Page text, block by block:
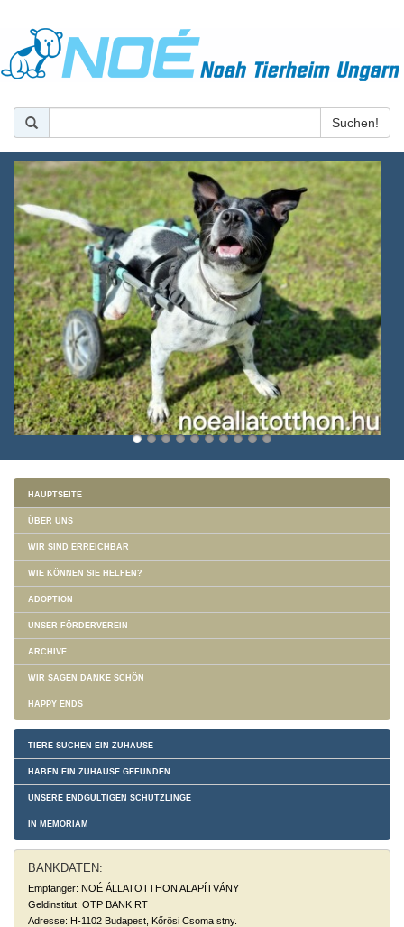
HAUPTSEITE
ÜBER UNS
WIR SIND ERREICHBAR
WIE KÖNNEN SIE HELFEN?
ADOPTION
UNSER FÖRDERVEREIN
ARCHIVE
WIR SAGEN DANKE SCHÖN
HAPPY ENDS
TIERE SUCHEN EIN ZUHAUSE
HABEN EIN ZUHAUSE GEFUNDEN
UNSERE ENDGÜLTIGEN SCHÜTZLINGE
IN MEMORIAM
BANKDATEN:
Empfänger: NOÉ ÁLLATOTTHON ALAPÍTVÁNY
Geldinstitut: OTP BANK RT
Adresse: H-1102 Budapest, Kőrösi Csoma stny.